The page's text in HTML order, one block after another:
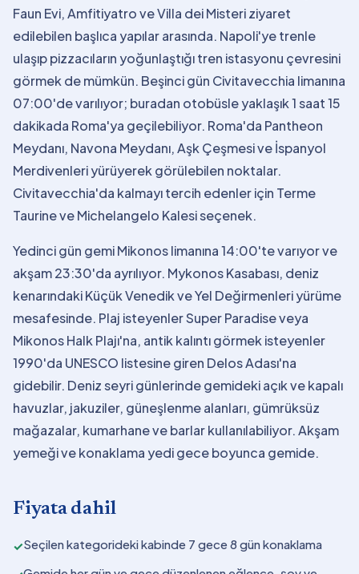
Faun Evi, Amfitiyatro ve Villa dei Misteri ziyaret
edilebilen başlıca yapılar arasında. Napoli'ye trenle
ulaşıp pizzacıların yoğunlaştığı tren istasyonu çevresini
görmek de mümkün. Beşinci gün Civitavecchia limanına
07:00'de varılıyor; buradan otobüsle yaklaşık 1 saat 15
dakikada Roma'ya geçilebiliyor. Roma'da Pantheon
Meydanı, Navona Meydanı, Aşk Çeşmesi ve İspanyol
Merdivenleri yürüyerek görülebilen noktalar.
Civitavecchia'da kalmayı tercih edenler için Terme
Taurine ve Michelangelo Kalesi seçenek.
Yedinci gün gemi Mikonos limanına 14:00'te varıyor ve
akşam 23:30'da ayrılıyor. Mykonos Kasabası, deniz
kenarındaki Küçük Venedik ve Yel Değirmenleri yürüme
mesafesinde. Plaj isteyenler Super Paradise veya
Mikonos Halk Plajı'na, antik kalıntı görmek isteyenler
1990'da UNESCO listesine giren Delos Adası'na
gidebilir. Deniz seyri günlerinde gemideki açık ve kapalı
havuzlar, jakuziler, güneşlenme alanları, gümrüksüz
mağazalar, kumarhane ve barlar kullanılabiliyor. Akşam
yemeği ve konaklama yedi gece boyunca gemide.
Fiyata dahil
✓Seçilen kategorideki kabinde 7 gece 8 gün konaklama